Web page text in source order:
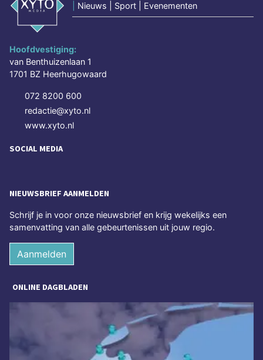
Nieuws | Sport | Evenementen
Hoofdvestiging:
van Benthuizenlaan 1
1701 BZ Heerhugowaard
072 8200 600
redactie@xyto.nl
www.xyto.nl
SOCIAL MEDIA
NIEUWSBRIEF AANMELDEN
Schrijf je in voor onze nieuwsbrief en krijg wekelijks een
samenvatting van alle gebeurtenissen uit jouw regio.
Aanmelden
ONLINE DAGBLADEN